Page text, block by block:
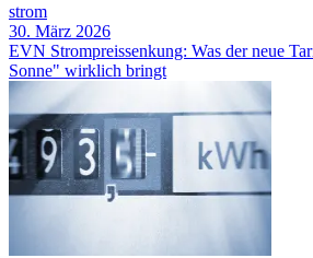
strom
30. März 2026
EVN Strompreissenkung: Was der neue
Sonne" wirklich bringt